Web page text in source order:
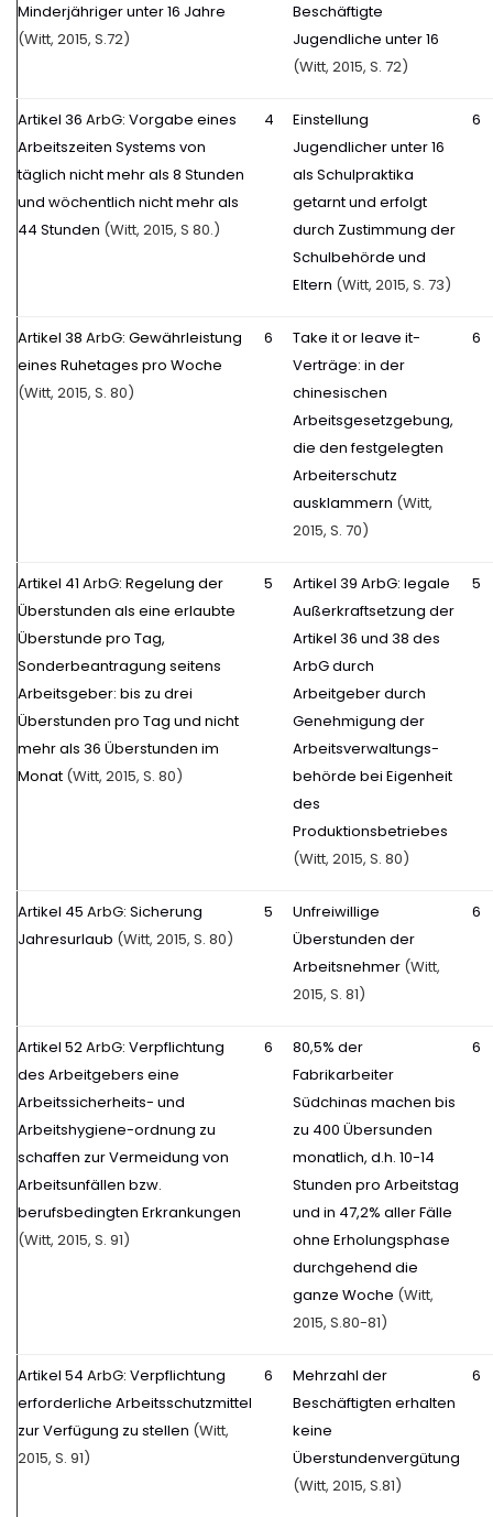
Minderjähriger unter 16 Jahre
(Witt, 2015, S.72)
Beschäftigte
Jugendliche unter 16
(Witt, 2015, S. 72)
Artikel 36 ArbG: Vorgabe eines
Arbeitszeiten Systems von
täglich nicht mehr als 8 Stunden
und wöchentlich nicht mehr als
44 Stunden (Witt, 2015, S 80.)
4
Einstellung
Jugendlicher unter 16
als Schulpraktika
getarnt und erfolgt
durch Zustimmung der
Schulbehörde und
Eltern (Witt, 2015, S. 73)
6
Artikel 38 ArbG: Gewährleistung
eines Ruhetages pro Woche
(Witt, 2015, S. 80)
6
Take it or leave it-
Verträge: in der
chinesischen
Arbeitsgesetzgebung,
die den festgelegten
Arbeiterschutz
ausklammern (Witt,
2015, S. 70)
6
Artikel 41 ArbG: Regelung der
Überstunden als eine erlaubte
Überstunde pro Tag,
Sonderbeantragung seitens
Arbeitsgeber: bis zu drei
Überstunden pro Tag und nicht
mehr als 36 Überstunden im
Monat (Witt, 2015, S. 80)
5
Artikel 39 ArbG: legale
Außerkraftsetzung der
Artikel 36 und 38 des
ArbG durch
Arbeitgeber durch
Genehmigung der
Arbeitsverwaltungs-
behörde bei Eigenheit
des
Produktionsbetriebes
(Witt, 2015, S. 80)
5
Artikel 45 ArbG: Sicherung
Jahresurlaub (Witt, 2015, S. 80)
5
Unfreiwillige
Überstunden der
Arbeitsnehmer (Witt,
2015, S. 81)
6
Artikel 52ArbG: Verpflichtung
des Arbeitgebers eine
Arbeitssicherheits- und
Arbeitshygiene-ordnung zu
schaffen zur Vermeidung von
Arbeitsunfällen bzw.
berufsbedingten Erkrankungen
(Witt, 2015, S. 91)
6
80,5% der
Fabrikarbeiter
Südchinas machen bis
zu 400 Übersunden
monatlich, d.h. 10-14
Stunden pro Arbeitstag
und in 47,2% aller Fälle
ohne Erholungsphase
durchgehend die
ganze Woche (Witt,
2015, S.80-81)
6
Artikel 54 ArbG: Verpflichtung
erforderliche Arbeitsschutzmittel
zur Verfügung zu stellen (Witt,
2015, S. 91)
6
Mehrzahl der
Beschäftigten erhalten
keine
Überstundenvergütung
(Witt, 2015, S.81)
6